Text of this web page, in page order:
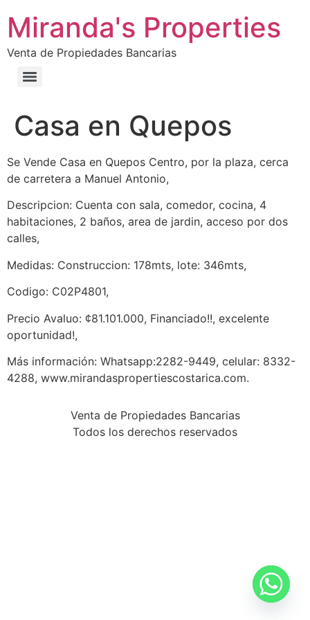
Miranda's Properties
Venta de Propiedades Bancarias
Casa en Quepos
Se Vende Casa en Quepos Centro, por la plaza, cerca
de carretera a Manuel Antonio,
Descripcion: Cuenta con sala, comedor, cocina, 4
habitaciones, 2 baños, area de jardin, acceso por dos
calles,
Medidas: Construccion: 178mts, lote: 346mts,
Codigo: C02P4801,
Precio Avaluo: ¢81.101.000, Financiado!!, excelente
oportunidad!,
Más información: Whatsapp:2282-9449, celular: 8332-
4288, www.mirandaspropertiescostarica.com.
Venta de Propiedades Bancarias
Todos los derechos reservados